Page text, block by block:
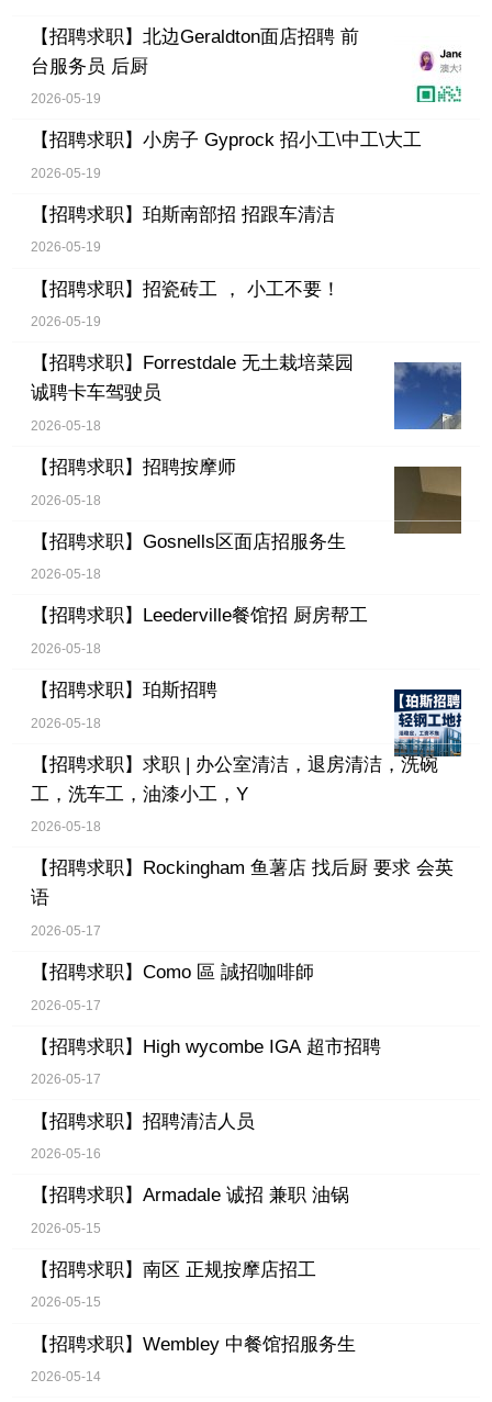
【招聘求职】 北边Geraldton面店招聘 前
台服务员 后厨
2026-05-19
【招聘求职】 小房子 Gyprock 招小工\中工\大工
2026-05-19
【招聘求职】 珀斯南部招 招跟车清洁
2026-05-19
【招聘求职】 招瓷砖工 ， 小工不要！
2026-05-19
【招聘求职】
Forrestdale 无土栽培菜园
诚聘卡车驾驶员
2026-05-18
【招聘求职】 招聘按摩师
2026-05-18
【招聘求职】 Gosnells区面店招服务生
2026-05-18
【招聘求职】 Leederville餐馆招 厨房帮工
2026-05-18
【招聘求职】 珀斯招聘
2026-05-18
【招聘求职】 求职 | 办公室清洁，退房清洁，洗碗
工，洗车工，油漆小工，Y
2026-05-18
【招聘求职】
Rockingham 鱼薯店 找后厨 要求 会英
语
2026-05-17
【招聘求职】 Como 區 誠招咖啡師
2026-05-17
【招聘求职】 High wycombe IGA 超市招聘
2026-05-17
【招聘求职】 招聘清洁人员
2026-05-16
【招聘求职】 Armadale 诚招 兼职 油锅
2026-05-15
【招聘求职】 南区 正规按摩店招工
2026-05-15
【招聘求职】 Wembley 中餐馆招服务生
2026-05-14